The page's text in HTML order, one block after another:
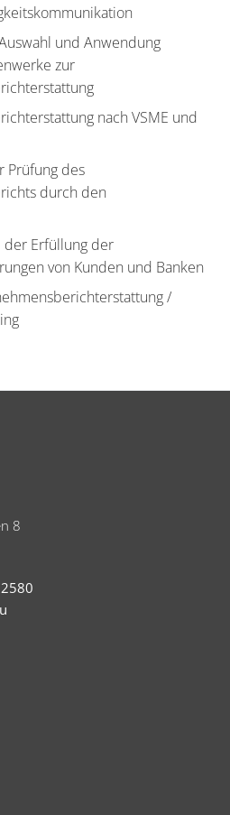
und Anwendung
zur
nach VSME und
Prüfung des
durch den
Erfüllung der
von Kunden und Banken
/
8